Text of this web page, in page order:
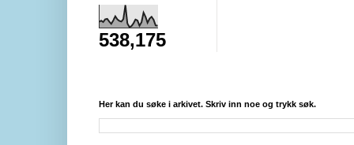
538,175
Her kan du søke i arkivet. Skriv inn noe og trykk søk.